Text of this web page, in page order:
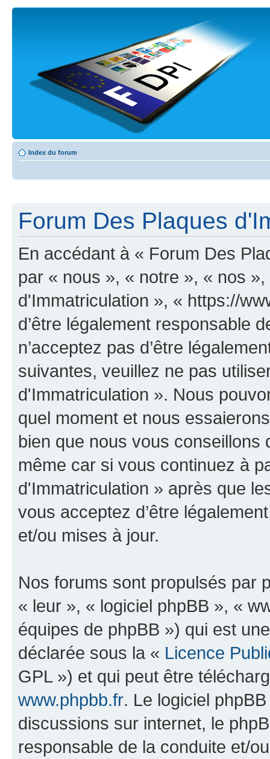
Index du forum
Forum Des Plaques
En accédant à « Forum Des
par « nous », « notre », « nos
d'Immatriculation », « https://
d’être légalement responsable
n’acceptez pas d’être
suivantes, veuillez ne pas
d'Immatriculation ». Nous
quel moment et nous
bien que nous vous
même car si vous continuez à
d'Immatriculation » après que
vous acceptez d’être
et/ou mises à jour.
Nos forums sont propulsés par
« leur », « logiciel phpBB », «
équipes de phpBB ») qui est
déclarée sous la « Licence
GPL ») et qui peut être
www.phpbb.fr. Le logiciel
discussions sur internet, le
responsable de la conduite et/